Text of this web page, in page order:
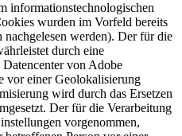
informationstechnologischen
wurden im Vorfeld bereits
nachgelesen werden). Der für die
durch eine
Datencenter von Adobe
vor einer Geolokalisierung
wird durch das Ersetzen
Der für die Verarbeitung
vorgenommen,